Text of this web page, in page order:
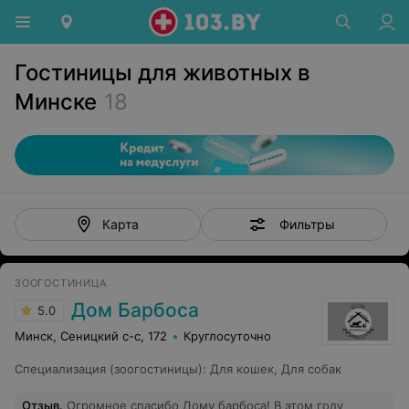
Гостиницы для животных в
Минске 18
Карта Фильтры
ЗООГОСТИНИЦА
5.0 Дом Барбоса
Минск, Сеницкий с-с, 172 Круглосуточно
Специализация (зоогостиницы): Для кошек Для собак
Отзыв. Огромное спасибо Дому барбоса! В этом году